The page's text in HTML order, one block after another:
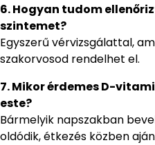
6. Hogyan tudom
szintemet?
Egyszerű vérvizsgálattal,
szakorvosod rendelhet el.
7. Mikor érdemes D-
este?
Bármelyik napszakban
oldódik, étkezés közben